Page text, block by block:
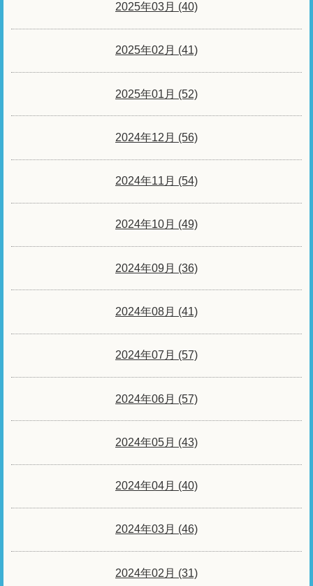
2025年03月 (40)
2025年02月 (41)
2025年01月 (52)
2024年12月 (56)
2024年11月 (54)
2024年10月 (49)
2024年09月 (36)
2024年08月 (41)
2024年07月 (57)
2024年06月 (57)
2024年05月 (43)
2024年04月 (40)
2024年03月 (46)
2024年02月 (31)